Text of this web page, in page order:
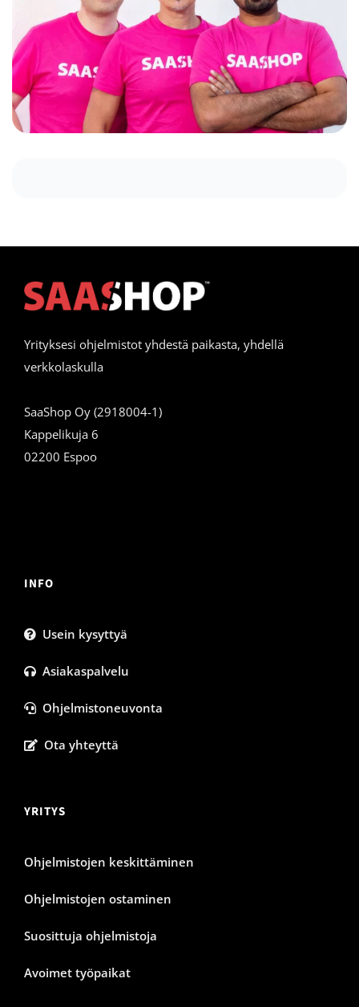
Yrityksesi ohjelmistot yhdestä paikasta, yhdellä
verkkolaskulla
SaaShop Oy (2918004-1)
Kappelikuja 6
02200 Espoo
INFO
Usein kysyttyä
Asiakaspalvelu
Ohjelmistoneuvonta
Ota yhteyttä
YRITYS
Ohjelmistojen keskittäminen
Ohjelmistojen ostaminen
Suosittuja ohjelmistoja
Avoimet työpaikat